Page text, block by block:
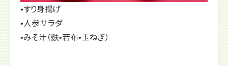
•すり身揚げ
•人参サラダ
•みそ汁（麩•若布•玉ねぎ）